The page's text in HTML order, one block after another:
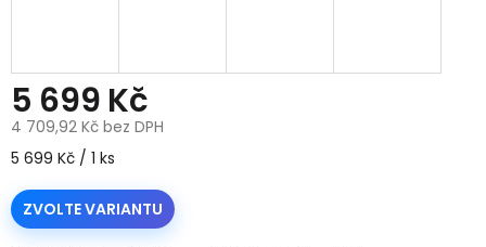
5 699 Kč
4 709,92 Kč bez DPH
Měrná
5 699 Kč / 1 ks
ZVOLTE VARIANTU